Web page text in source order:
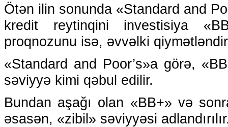
Ötən ilin sonunda «Standard and
kredit reytinqini investisiya
proqnozunu isə, əvvəlki
«Standard and Poor’s»a görə,
səviyyə kimi qəbul edilir.
Bundan aşağı olan «BB+» və
əsasən, «zibil» səviyyəsi